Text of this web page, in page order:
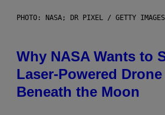
PHOTO: NASA; DR PIXEL / GETTY IMAGES
Why NASA Wants to
Laser-Powered
Beneath the Moon